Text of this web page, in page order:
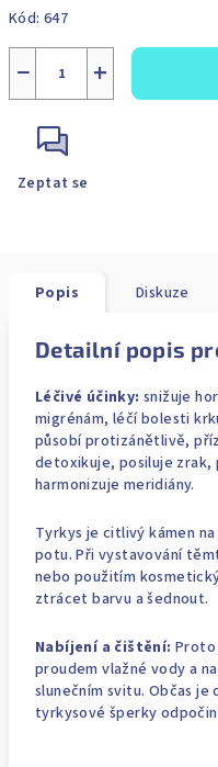
cena:
Kód: 647
+
−
Zeptat se
Popis Diskuze
Detailní popis
Léčivé účinky: snižuje
migrénám, léčí bolesti
působí protizánětlivě,
detoxikuje, posiluje zrak,
harmonizuje meridiány.
Tyrkys je citlivý kámen
potu. Při vystavování
nebo použitím
ztrácet barvu a šednout.
Nabíjení a čištění: Proto
proudem vlažné vody a
slunečním svitu. Občas
tyrkysové šperky